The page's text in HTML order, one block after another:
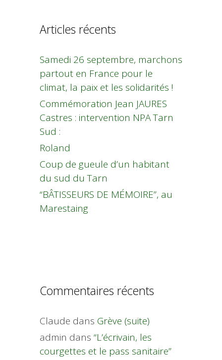
Articles récents
Samedi 26 septembre, marchons
partout en France pour le
climat, la paix et les solidarités !
Commémoration Jean JAURES
Castres : intervention NPA Tarn
Sud :
Roland
Coup de gueule d’un habitant
du sud du Tarn
“BÂTISSEURS DE MÉMOIRE”, au
Marestaing
Commentaires récents
Claude dans Grève (suite)
admin dans “L’écrivain, les
courgettes et le pass sanitaire”